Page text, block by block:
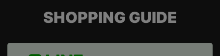
SHOPPING GUIDE